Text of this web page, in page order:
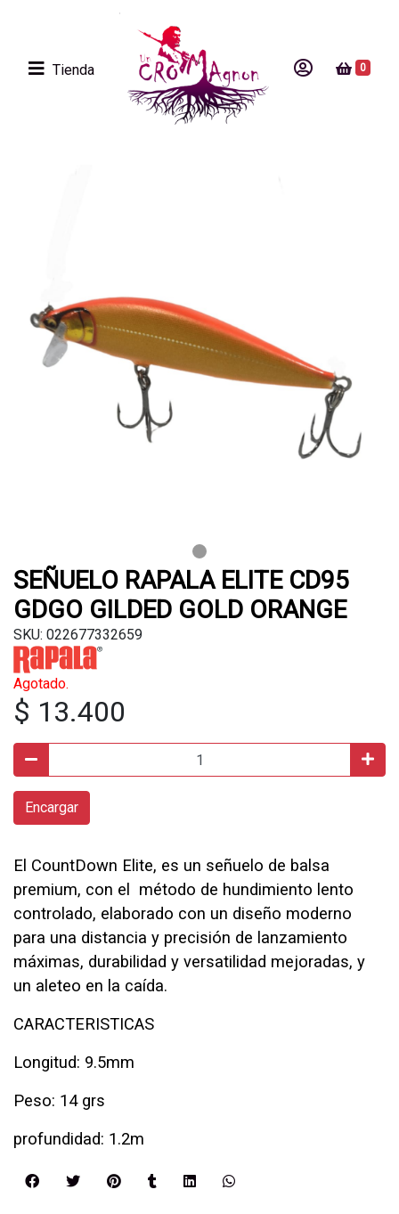
Tienda 0
SEÑUELO RAPALA ELITE CD95
GDGO GILDED GOLD ORANGE
SKU: 022677332659
Agotado.
$ 13.400
Encargar
El CountDown Elite, es un señuelo de balsa
premium, con el método de hundimiento lento
controlado, elaborado con un diseño moderno
para una distancia y precisión de lanzamiento
máximas, durabilidad y versatilidad mejoradas, y
un aleteo en la caída.
CARACTERISTICAS
Longitud: 9.5mm
Peso: 14 grs
profundidad: 1.2m